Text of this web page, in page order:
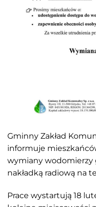
Gminny Zakład
informuje
wymiany wodomierzy
nakładką radiową na
Prace wystartują 18